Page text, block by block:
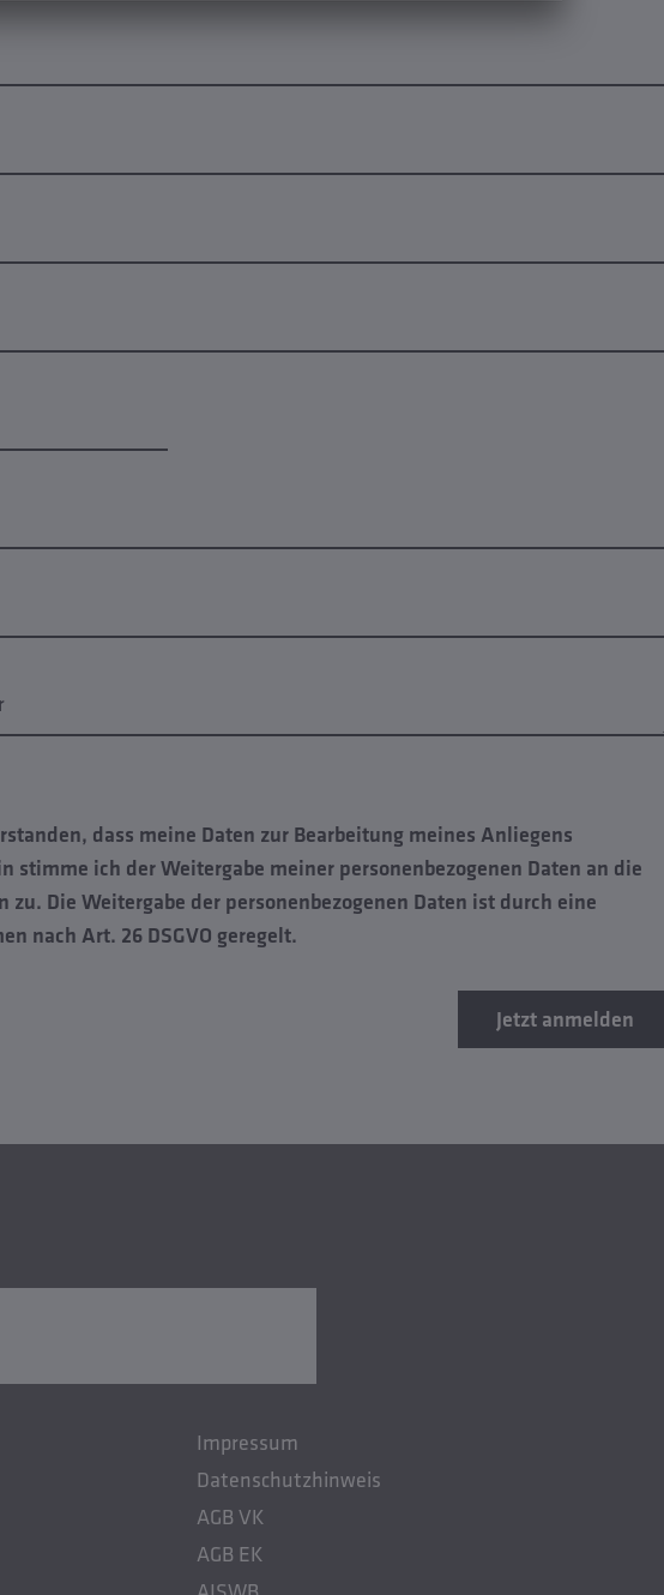
dass meine Daten zur Bearbeitung meines Anliegens
stimme ich der Weitergabe meiner personenbezogenen Daten an die
Die Weitergabe der personenbezogenen Daten ist durch eine
nach Art. 26 DSGVO geregelt.
Jetzt anmelden
Impressum
Datenschutzhinweis
AGB VK
AGB EK